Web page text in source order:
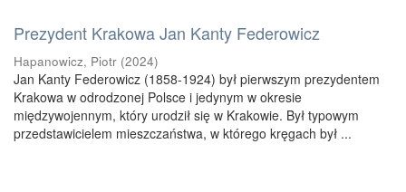
Prezydent Krakowa Jan Kanty Federowicz
Hapanowicz, Piotr (2024)
Jan Kanty Federowicz (1858-1924) był pierwszym prezydentem
Krakowa w odrodzonej Polsce i jedynym w okresie
międzywojennym, który urodził się w Krakowie. Był typowym
przedstawicielem mieszczaństwa, w którego kręgach był ...